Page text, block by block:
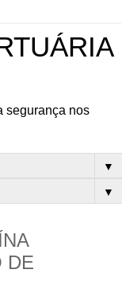
segurança nos
▼
▼
DE